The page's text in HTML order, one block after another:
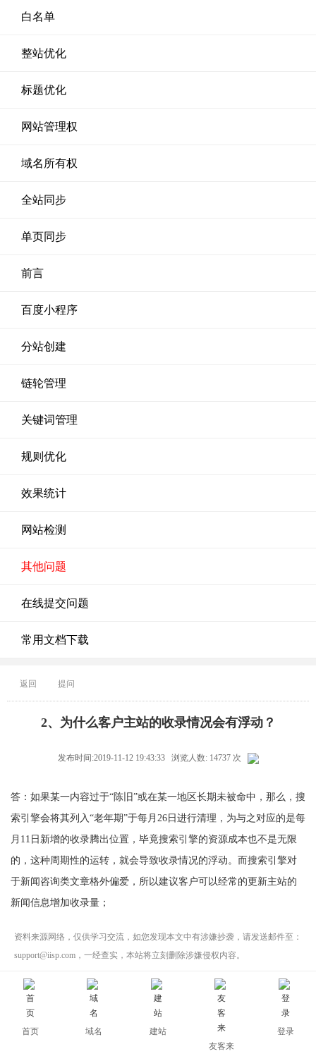
白名单
整站优化
标题优化
网站管理权
域名所有权
全站同步
单页同步
前言
百度小程序
分站创建
链轮管理
关键词管理
规则优化
效果统计
网站检测
其他问题
在线提交问题
常用文档下载
返回 提问
2、为什么客户主站的收录情况会有浮动？
发布时间:2019-11-12 19:43:33 浏览人数: 14737 次
答：如果某一内容过于“陈旧”或在某一地区长期未被命中，那么，搜
索引擎会将其列入“老年期”于每月26日进行清理，为与之对应的是每
月11日新增的收录腾出位置，毕竟搜索引擎的资源成本也不是无限
的，这种周期性的运转，就会导致收录情况的浮动。而搜索引擎对
于新闻咨询类文章格外偏爱，所以建议客户可以经常的更新主站的
新闻信息增加收录量；
资料来源网络，仅供学习交流，如您发现本文中有涉嫌抄袭，请发送邮件至：
support@iisp.com，一经查实，本站将立刻删除涉嫌侵权内容。
上一篇：
3、百度收录量和百度索引量之间的关系？
下一篇：
1、我的主站做了千站之后，主站的收录降低了；
首页 域名
建站
友客来
登录